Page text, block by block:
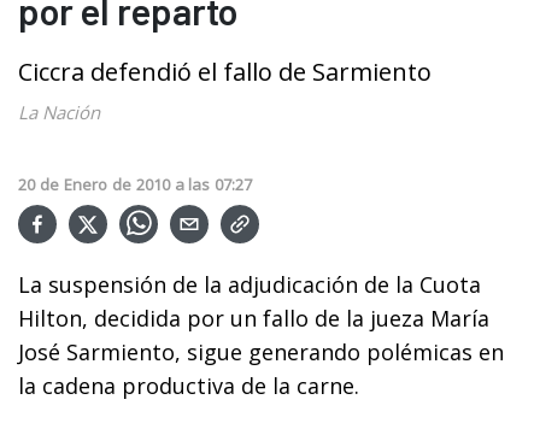
por el reparto
Ciccra defendió el fallo de Sarmiento
La Nación
20 de Enero de 2010 a las 07:27
La suspensión de la adjudicación de la Cuota
Hilton, decidida por un fallo de la jueza María
José Sarmiento, sigue generando polémicas en
la cadena productiva de la carne.